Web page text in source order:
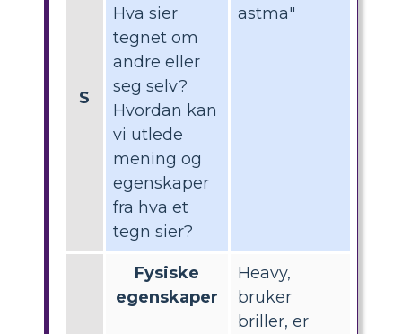
S
Hva sier
tegnet om
andre eller
seg selv?
Hvordan kan
vi utlede
mening og
egenskaper
fra hva et
tegn sier?
astma"
Fysiske
egenskaper
Heavy,
bruker
briller, er